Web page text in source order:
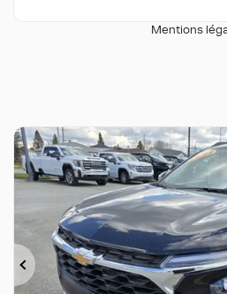
Mentions
Précédent